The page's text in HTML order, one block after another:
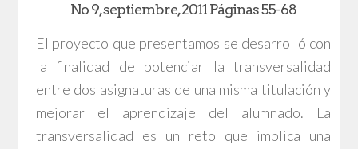
No 9, septiembre, 2011 Páginas 55-68
El proyecto que presentamos se desarrolló con
la finalidad de potenciar la transversalidad
entre dos asignaturas de una misma titulación y
mejorar el aprendizaje del alumnado. La
transversalidad es un reto que implica una